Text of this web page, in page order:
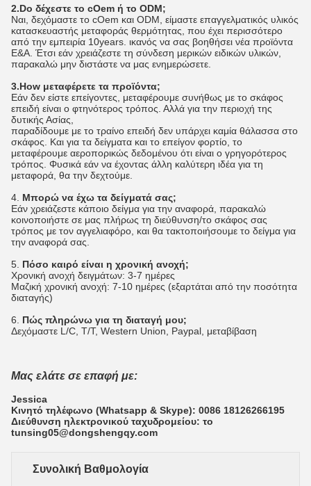
2.Do δέχεστε το cOem ή το ODM;
Ναι, δεχόμαστε το cOem και ODM, είμαστε επαγγελματικός υλικός
κατασκευαστής μεταφοράς θερμότητας, που έχει περισσότερο
από την εμπειρία 10years. ικανός να σας βοηθήσει νέα προϊόντα
Ε&Α. Έτσι εάν χρειάζεστε τη σύνδεση μερικών ειδικών υλικών,
παρακαλώ μην διστάστε να μας ενημερώσετε.
3.How μεταφέρετε τα προϊόντα;
Εάν δεν είστε επείγοντες, μεταφέρουμε συνήθως με το σκάφος
επειδή είναι ο φτηνότερος τρόπος. Αλλά για την περιοχή της
δυτικής Ασίας,
παραδίδουμε με το τραίνο επειδή δεν υπάρχει καμία θάλασσα στο
σκάφος. Και για τα δείγματα και το επείγον φορτίο, το
μεταφέρουμε αεροπορικώς δεδομένου ότι είναι ο γρηγορότερος
τρόπος. Φυσικά εάν να έχοντας άλλη καλύτερη ιδέα για τη
μεταφορά, θα την δεχτούμε.
4. Μπορώ να έχω τα δείγματά σας;
Εάν χρειάζεστε κάποιο δείγμα για την αναφορά, παρακαλώ
κοινοποιήστε σε μας πλήρως τη διεύθυνση/το σκάφος σας
τρόπος με τον αγγελιαφόρο, και θα τακτοποιήσουμε το δείγμα για
την αναφορά σας.
5. Πόσο καιρό είναι η χρονική ανοχή;
Χρονική ανοχή δειγμάτων: 3-7 ημέρες
Μαζική χρονική ανοχή: 7-10 ημέρες (εξαρτάται από την ποσότητα
διαταγής)
6. Πώς πληρώνω για τη διαταγή μου;
Δεχόμαστε L/C, T/T, Western Union, Paypal, μεταβίβαση
Μας ελάτε σε επαφή με:
Jessica
Κινητό τηλέφωνο (Whatsapp & Skype): 0086 18126266195
Διεύθυνση ηλεκτρονικού ταχυδρομείου: το
tunsing05@dongshengqy.com
Συνολική Βαθμολογία